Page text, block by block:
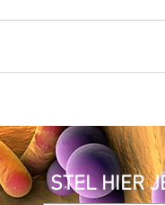
STEL HIER